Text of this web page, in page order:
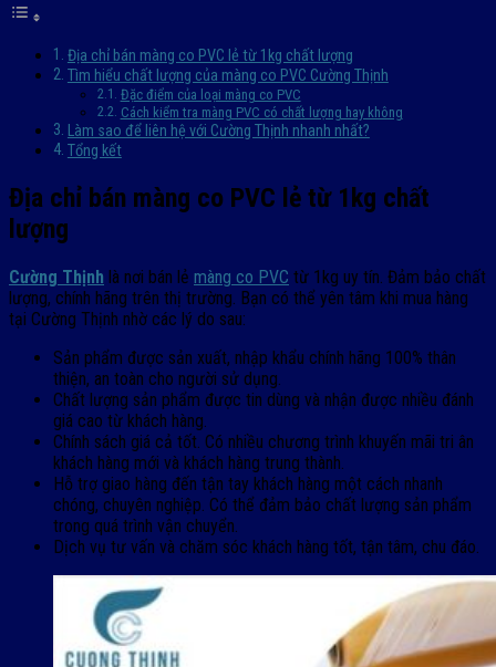
Địa chỉ bán màng co PVC lẻ từ 1kg chất lượng
Tìm hiểu chất lượng của màng co PVC Cường Thịnh
Đặc điểm của loại màng co PVC
Cách kiểm tra màng PVC có chất lượng hay không
Làm sao để liên hệ với Cường Thịnh nhanh nhất?
Tổng kết
Địa chỉ bán màng co PVC lẻ từ 1kg chất
lượng
Cường Thịnh là nơi bán lẻ màng co PVC từ 1kg uy tín. Đảm bảo chất
lượng, chính hãng trên thị trường. Bạn có thể yên tâm khi mua hàng
tại Cường Thịnh nhờ các lý do sau:
Sản phẩm được sản xuất, nhập khẩu chính hãng 100% thân
thiện, an toàn cho người sử dụng.
Chất lượng sản phẩm được tin dùng và nhận được nhiều đánh
giá cao từ khách hàng.
Chính sách giá cả tốt. Có nhiều chương trình khuyến mãi tri ân
khách hàng mới và khách hàng trung thành.
Hỗ trợ giao hàng đến tận tay khách hàng một cách nhanh
chóng, chuyên nghiệp. Có thể đảm bảo chất lượng sản phẩm
trong quá trình vận chuyển.
Dịch vụ tư vấn và chăm sóc khách hàng tốt, tận tâm, chu đáo.